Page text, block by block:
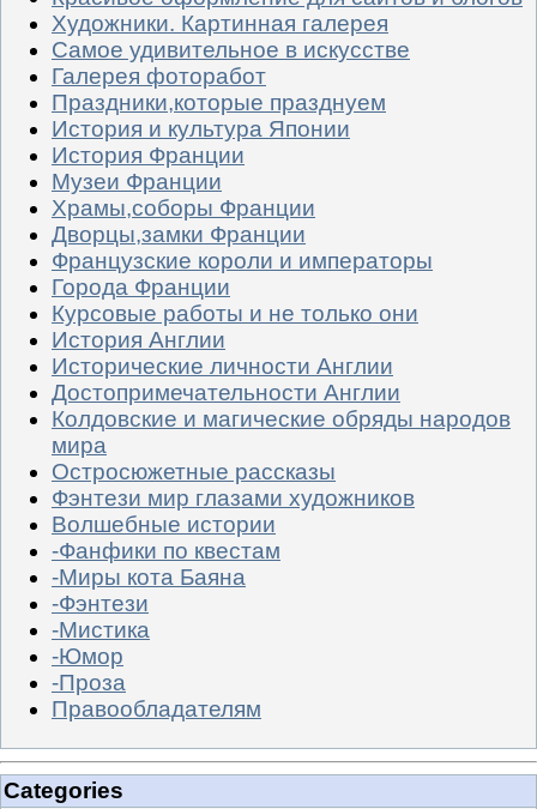
Художники. Картинная галерея
Самое удивительное в искусстве
Галерея фоторабот
Праздники,которые празднуем
История и культура Японии
История Франции
Музеи Франции
Храмы,соборы Франции
Дворцы,замки Франции
Французские короли и императоры
Города Франции
Курсовые работы и не только они
История Англии
Исторические личности Англии
Достопримечательности Англии
Колдовские и магические обряды народов
мира
Остросюжетные рассказы
Фэнтези мир глазами художников
Волшебные истории
-Фанфики по квестам
-Миры кота Баяна
-Фэнтези
-Мистика
-Юмор
-Проза
Правообладателям
Categories